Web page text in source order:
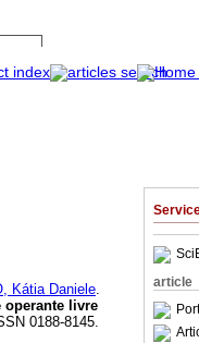
article
Kátia Daniele.
operante livre
0188-8145.